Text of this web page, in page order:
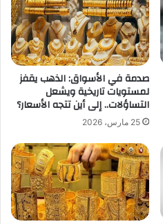
صدمة في الأسواق: الذهب يقفز
لمستويات تاريخية ويشعل
التساؤلات.. إلى أين تتجه الأسعار؟
25 مارس، 2026